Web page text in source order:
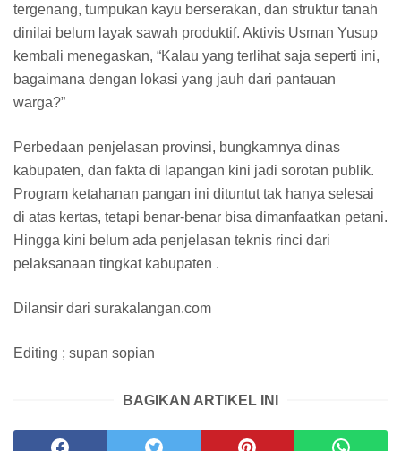
tergenang, tumpukan kayu berserakan, dan struktur tanah
dinilai belum layak sawah produktif. Aktivis Usman Yusup
kembali menegaskan, “Kalau yang terlihat saja seperti ini,
bagaimana dengan lokasi yang jauh dari pantauan
warga?”
Perbedaan penjelasan provinsi, bungkamnya dinas
kabupaten, dan fakta di lapangan kini jadi sorotan publik.
Program ketahanan pangan ini dituntut tak hanya selesai
di atas kertas, tetapi benar-benar bisa dimanfaatkan petani.
Hingga kini belum ada penjelasan teknis rinci dari
pelaksanaan tingkat kabupaten .
Dilansir dari surakalangan.com
Editing ; supan sopian
BAGIKAN ARTIKEL INI